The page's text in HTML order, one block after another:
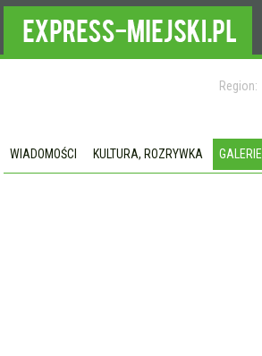
Region:
WIADOMOŚCI KULTURA, ROZRYWKA GALERIE